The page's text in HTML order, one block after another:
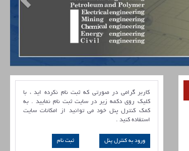
کاربر گرامی در صورتی که ثبت نام نکرده اید ، با
کلیک روی دکمه زیر در سایت ثبت نام نمایید . به
کمک کنترل پنل خود می توانید از امکانات سایت
استفاده کنید .
ورود به کنترل پنل